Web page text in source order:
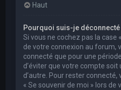
Haut
Pourquoi suis-je
Si vous ne cochez pas la case
de votre connexion au forum,
connecté que pour une
d’éviter que votre compte soit
d’autre. Pour rester connecté,
« Se souvenir de moi » lors de